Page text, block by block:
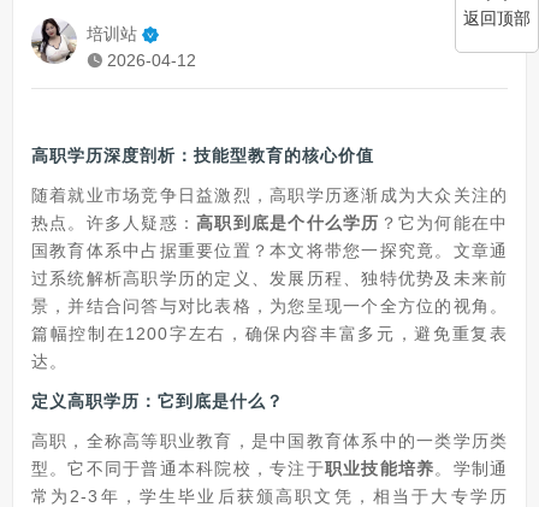
培训站
2026-04-12
高职学历深度剖析：技能型教育的核心价值
随着就业市场竞争日益激烈，高职学历逐渐成为大众关注的
热点。许多人疑惑：高职到底是个什么学历 ？它为何能在中
国教育体系中占据重要位置？本文将带您一探究竟。文章通
过系统解析高职学历的定义、发展历程、独特优势及未来前
景，并结合问答与对比表格，为您呈现一个全方位的视角。
篇幅控制在1200字左右，确保内容丰富多元，避免重复表
达。
定义高职学历：它到底是什么？
高职，全称高等职业教育，是中国教育体系中的一类学历类
型。它不同于普通本科院校，专注于职业技能培养。学制通
常为2-3年，学生毕业后获颁高职文凭，相当于大专学历
返回顶部